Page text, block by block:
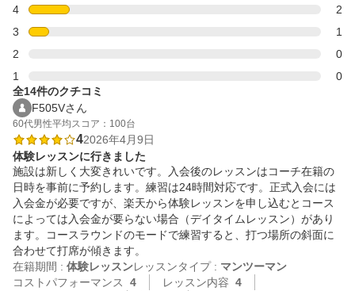
4
2
3
1
2
0
1
0
全14件のクチコミ
F505Vさん
60代男性平均スコア：100台
42026年4月9日
体験レッスンに行きました
施設は新しく大変きれいです。入会後のレッスンはコーチ在籍の
日時を事前に予約します。練習は24時間対応です。正式入会には
入会金が必要ですが、楽天から体験レッスンを申し込むとコース
によっては入会金が要らない場合（デイタイムレッスン）があり
ます。コースラウンドのモードで練習すると、打つ場所の斜面に
合わせて打席が傾きます。
在籍期間 : 体験レッスンレッスンタイプ : マンツーマン
コストパフォーマンス
4 レッスン内容 4